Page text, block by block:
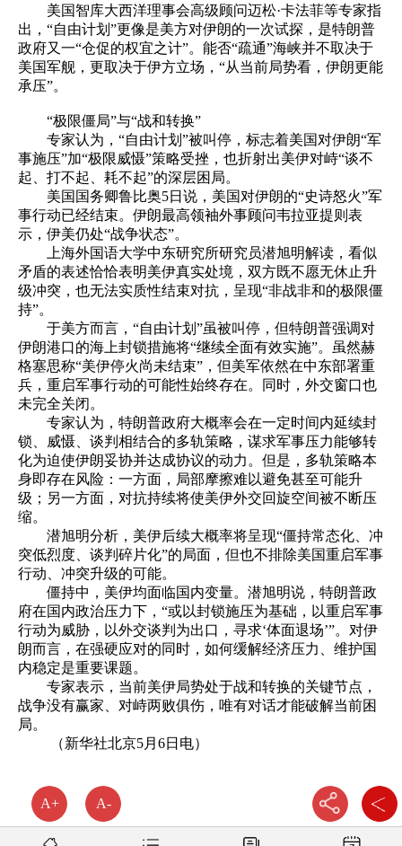
A+ A-
美国智库大西洋理事会高级顾问迈松·卡法菲等专家指
出，“自由计划”更像是美方对伊朗的一次试探，是特朗普
政府又一“仓促的权宜之计”。能否“疏通”海峡并不取决于
美国军舰，更取决于伊方立场，“从当前局势看，伊朗更能
承压”。
“极限僵局”与“战和转换”
专家认为，“自由计划”被叫停，标志着美国对伊朗“军
事施压”加“极限威慑”策略受挫，也折射出美伊对峙“谈不
起、打不起、耗不起”的深层困局。
美国国务卿鲁比奥5日说，美国对伊朗的“史诗怒火”军
事行动已经结束。伊朗最高领袖外事顾问韦拉亚提则表
示，伊美仍处“战争状态”。
上海外国语大学中东研究所研究员潜旭明解读，看似
矛盾的表述恰恰表明美伊真实处境，双方既不愿无休止升
级冲突，也无法实质性结束对抗，呈现“非战非和的极限僵
持”。
于美方而言，“自由计划”虽被叫停，但特朗普强调对
伊朗港口的海上封锁措施将“继续全面有效实施”。虽然赫
格塞思称“美伊停火尚未结束”，但美军依然在中东部署重
兵，重启军事行动的可能性始终存在。同时，外交窗口也
未完全关闭。
专家认为，特朗普政府大概率会在一定时间内延续封
锁、威慑、谈判相结合的多轨策略，谋求军事压力能够转
化为迫使伊朗妥协并达成协议的动力。但是，多轨策略本
身即存在风险：一方面，局部摩擦难以避免甚至可能升
级；另一方面，对抗持续将使美伊外交回旋空间被不断压
缩。
潜旭明分析，美伊后续大概率将呈现“僵持常态化、冲
突低烈度、谈判碎片化”的局面，但也不排除美国重启军事
行动、冲突升级的可能。
僵持中，美伊均面临国内变量。潜旭明说，特朗普政
府在国内政治压力下，“或以封锁施压为基础，以重启军事
行动为威胁，以外交谈判为出口，寻求‘体面退场’”。对伊
朗而言，在强硬应对的同时，如何缓解经济压力、维护国
内稳定是重要课题。
专家表示，当前美伊局势处于战和转换的关键节点，
战争没有赢家、对峙两败俱伤，唯有对话才能破解当前困
局。
（新华社北京5月6日电）